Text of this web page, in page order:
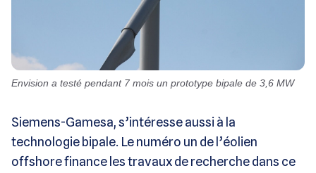
Envision a testé pendant 7 mois un prototype bipale de 3,6 MW
Siemens-Gamesa, s’intéresse aussi à la
technologie bipale. Le numéro un de l’éolien
offshore finance les travaux de recherche dans ce